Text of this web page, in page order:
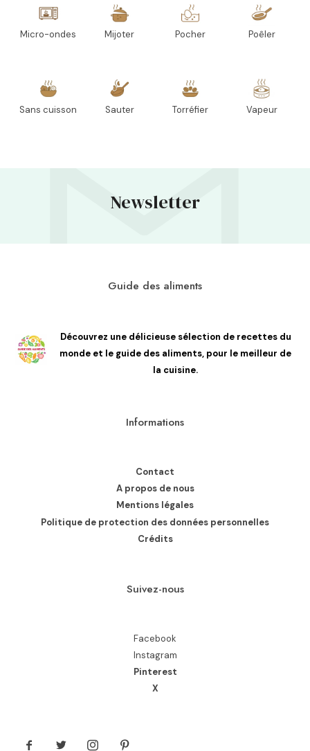
Micro-ondes Mijoter Pocher Poêler
Sans cuisson Sauter Torréfier Vapeur
Newsletter
Guide des aliments
Découvrez une délicieuse sélection de recettes du
monde et le guide des aliments, pour le meilleur de
la cuisine.
Informations
Contact
A propos de nous
Mentions légales
Politique de protection des données personnelles
Crédits
Suivez-nous
Facebook
Instagram
Pinterest
X